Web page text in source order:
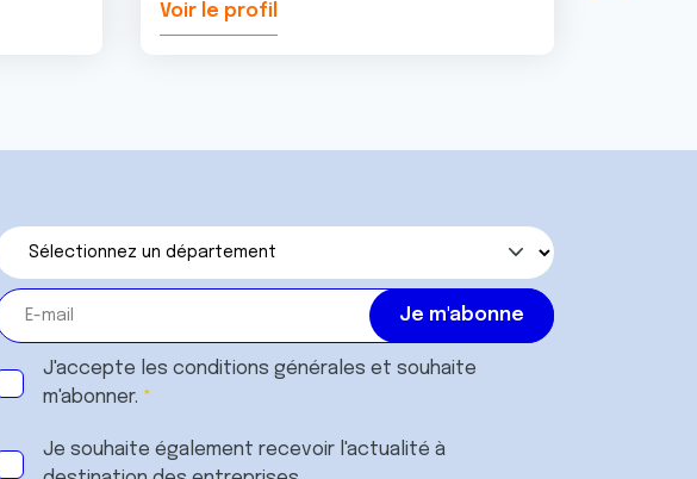
Voir le profil
J'accepte les conditions générales et souhaite
m'abonner.
Je souhaite également recevoir l'actualité à